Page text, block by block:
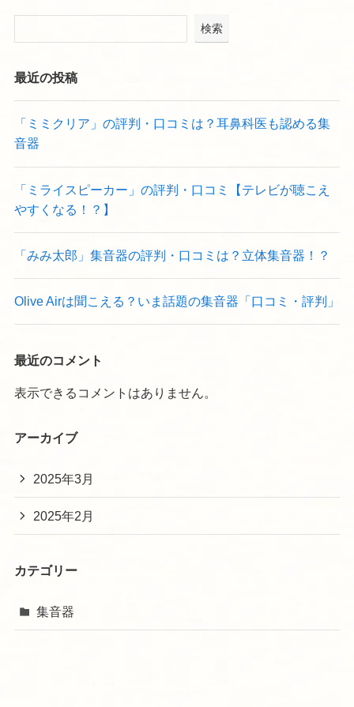
検索
最近の投稿
「ミミクリア」の評判・口コミは？耳鼻科医も認める集
音器
「ミライスピーカー」の評判・口コミ【テレビが聴こえ
やすくなる！？】
「みみ太郎」集音器の評判・口コミは？立体集音器！？
Olive Airは聞こえる？いま話題の集音器「口コミ・評判」
最近のコメント
表示できるコメントはありません。
アーカイブ
2025年3月
2025年2月
カテゴリー
集音器